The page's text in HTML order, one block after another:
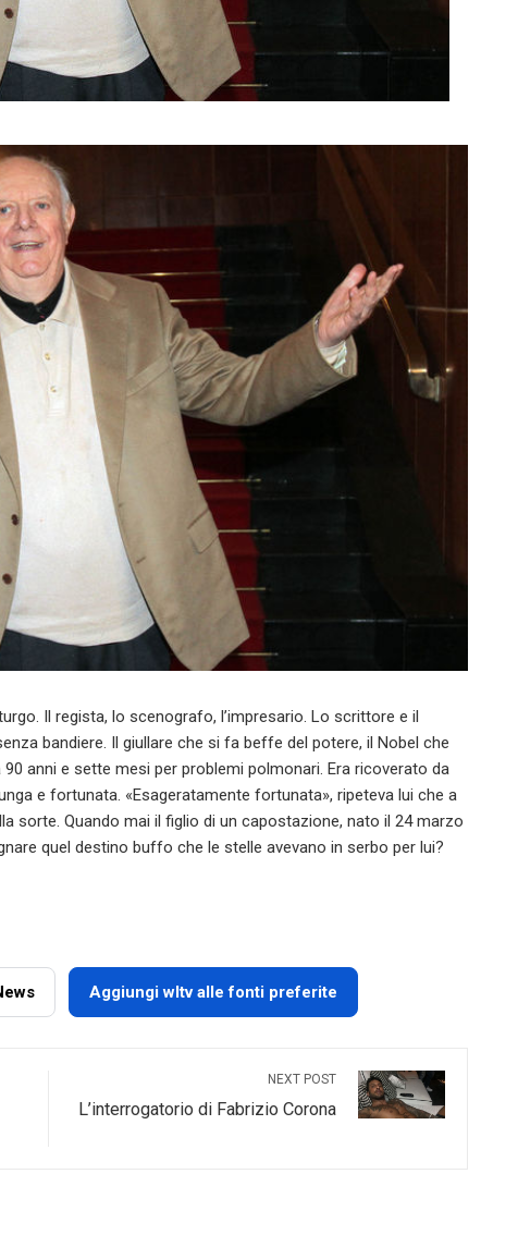
Il regista, lo scenografo, l’impresario. Lo scrittore e il
bandiere. Il giullare che si fa beffe del potere, il Nobel che
anni e sette mesi per problemi polmonari. Era ricoverato da
e fortunata. «Esageratamente fortunata», ripeteva lui che a
sorte. Quando mai il figlio di un capostazione, nato il 24 marzo
quel destino buffo che le stelle avevano in serbo per lui?
Aggiungi wltv alle fonti preferite
NEXT POST
L’interrogatorio di Fabrizio Corona